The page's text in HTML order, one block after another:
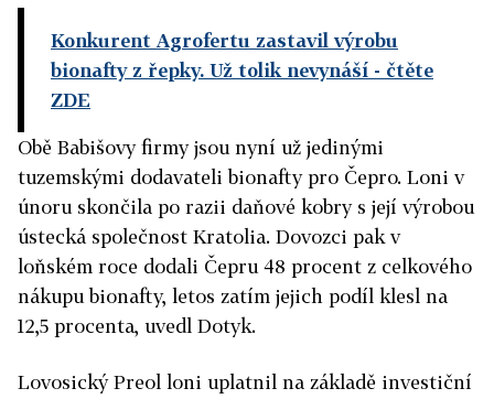
Konkurent Agrofertu zastavil výrobu
bionafty z řepky. Už tolik nevynáší - čtěte
ZDE
Obě Babišovy firmy jsou nyní už jedinými
tuzemskými dodavateli bionafty pro Čepro. Loni v
únoru skončila po razii daňové kobry s její výrobou
ústecká společnost Kratolia. Dovozci pak v
loňském roce dodali Čepru 48 procent z celkového
nákupu bionafty, letos zatím jejich podíl klesl na
12,5 procenta, uvedl Dotyk.
Lovosický Preol loni uplatnil na základě investiční